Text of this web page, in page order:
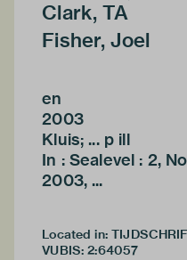
Clark, TA
Fisher, Joel
en
2003
Kluis; ... p ill
In : Sealevel : 2,
2003, ...
Located in:
VUBIS: 2:64057